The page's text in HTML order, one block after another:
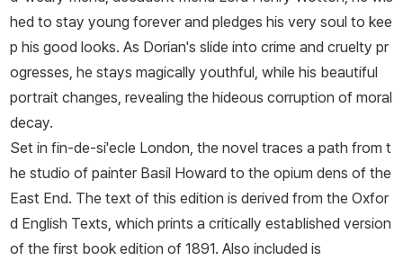
hed to stay young forever and pledges his very soul to kee
p his good looks. As Dorian's slide into crime and cruelty pr
ogresses, he stays magically youthful, while his beautiful
portrait changes, revealing the hideous corruption of moral
decay.
Set in fin-de-si'ecle London, the novel traces a path from t
he studio of painter Basil Howard to the opium dens of the
East End. The text of this edition is derived from the Oxfor
d English Texts, which prints a critically established version
of the first book edition of 1891. Also included is